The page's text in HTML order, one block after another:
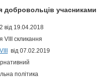
добровольців
від 19.04.2018
VIII скликання
від 07.02.2019
політика